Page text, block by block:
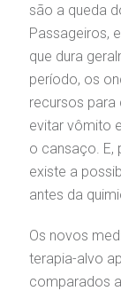
Endereço:
R. Colômbia, 332
CEP: 01438-000
São Paulo - SP
de Sangue
de órgãos
de cuidado
e
são a queda
Passageiros,
que dura
período, os
recursos
evitar vômito
o cansaço. E,
existe a
antes da
Os novos
terapia-alvo
comparados